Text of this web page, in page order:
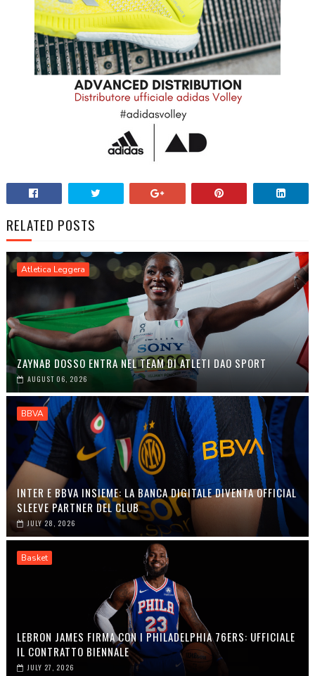
RELATED POSTS
Atletica Leggera
ZAYNAB DOSSO ENTRA NEL TEAM DI ATLETI DAO SPORT
AUGUST 06, 2026
BBVA
INTER E BBVA INSIEME: LA BANCA DIGITALE DIVENTA OFFICIAL
SLEEVE PARTNER DEL CLUB
JULY 28, 2026
Basket
LEBRON JAMES FIRMA CON I PHILADELPHIA 76ERS: UFFICIALE
IL CONTRATTO BIENNALE
JULY 27, 2026